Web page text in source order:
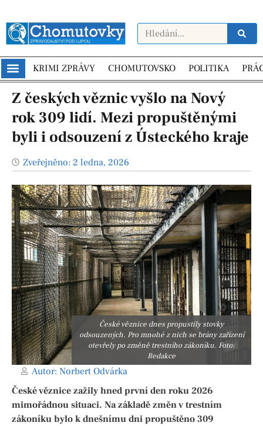
KRIMI ZPRÁVY CHOMUTOVSKO POLITIKA
Z českých věznic vyšlo na Nový
rok 309 lidí. Mezi propuštěnými
byli i odsouzení z Ústeckého kraje
Zveřejněno: 2 ledna, 2026
České věznice dnes propustily stovky
odsouzených. Pro mnohé z nich se brány zařízení
otevřely po změně trestního zákoníku. Foto:
Redakce
Autor: Norbert Odvárka
České věznice zažily hned první den roku 2026
mimořádnou situaci. Na základě změn v trestním
zákoníku bylo k dnešnímu dni propuštěno 309